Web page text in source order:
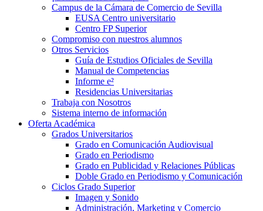
Campus de la Cámara de Comercio de Sevilla
EUSA Centro universitario
Centro FP Superior
Compromiso con nuestros alumnos
Otros Servicios
Guía de Estudios Oficiales de Sevilla
Manual de Competencias
Informe e²
Residencias Universitarias
Trabaja con Nosotros
Sistema interno de información
Oferta Académica
Grados Universitarios
Grado en Comunicación Audiovisual
Grado en Periodismo
Grado en Publicidad y Relaciones Públicas
Doble Grado en Periodismo y Comunicación
Ciclos Grado Superior
Imagen y Sonido
Administración, Marketing y Comercio